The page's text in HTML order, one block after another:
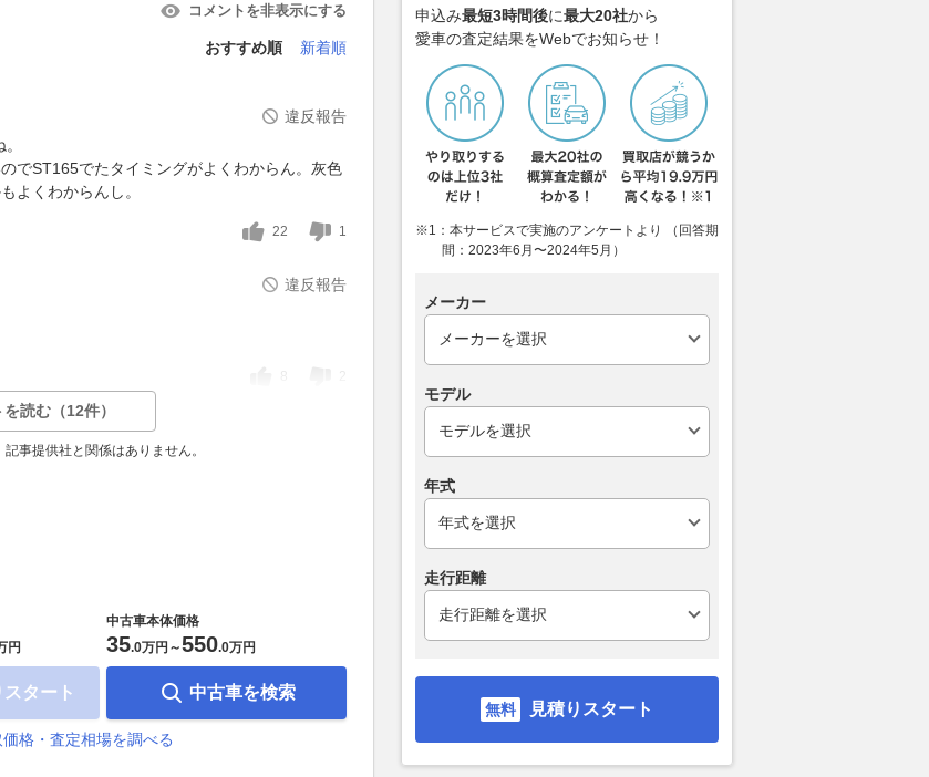
コメントを非表示にする
おすすめ順 新着順
違反報告
でST165でたタイミングがよくわからん。灰色
よくわからんし。
22 1
違反報告
読む（12件）
事提供社と関係はありません。
円
タート
中古車本体価格
35.0万円 ～550.0万円
中古車を検索
格・査定相場を調べる
申込み最短3時間後に最大20社から
愛車の査定結果をWebでお知らせ！
※1：本サービスで実施のアンケートより （回答期
間：2023年6月〜2024年5月）
メーカー
モデル
年式
走行距離
見積りスタート